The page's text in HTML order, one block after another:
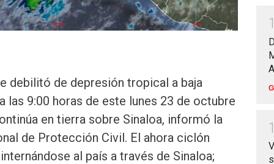
debilitó de depresión tropical a baja
las 9:00 horas de este lunes 23 de octubre
en tierra sobre Sinaloa, informó la
de Protección Civil. El ahora ciclón
al país a través de Sinaloa;